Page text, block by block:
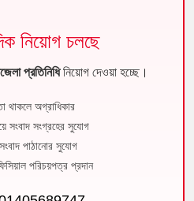
নিয়োগ চলছে
প্রতিনিধিনিয়োগ দেওয়া হচ্ছে।
থাকলে অগ্রাধিকার
সংবাদ সংগ্রহের সুযোগ
পাঠানোর সুযোগ
পরিচয়পত্র প্রদান